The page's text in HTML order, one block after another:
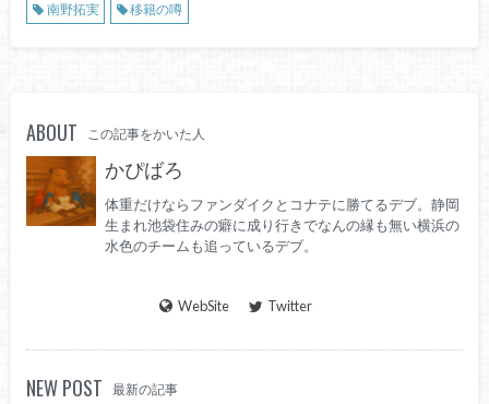
南野拓実 移籍の噂
ABOUT この記事をかいた人
かぴばろ
体重だけならファンダイクとコナテに勝てるデブ。静岡
生まれ池袋住みの癖に成り行きでなんの縁も無い横浜の
水色のチームも追っているデブ。
WebSite Twitter
NEW POST 最新の記事